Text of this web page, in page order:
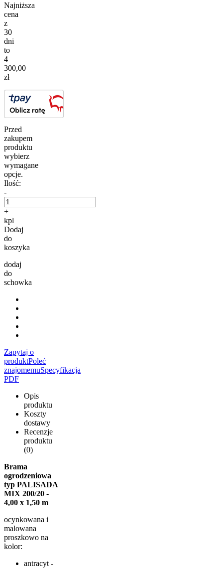
Najniższa
cena
z
30
dni
to
4
300,00
zł
Przed
zakupem
produktu
wybierz
wymagane
opcje.
Ilość:
-
+
kpl
Dodaj
do
koszyka
dodaj
do
schowka
Zapytaj o
produktPoleć
znajomemuSpecyfikacja
PDF
Opis
produktu
Koszty
dostawy
Recenzje
produktu
(0)
Brama
ogrodzeniowa
typ PALISADA
MIX 200/20 -
4,00 x 1,50 m
ocynkowana i
malowana
proszkowo na
kolor:
antracyt -